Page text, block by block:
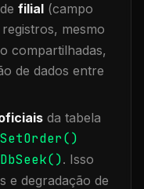
filial (campo
mesmo
compartilhadas,
de dados entre
da tabela
DbSeek(). Isso
e degradação de